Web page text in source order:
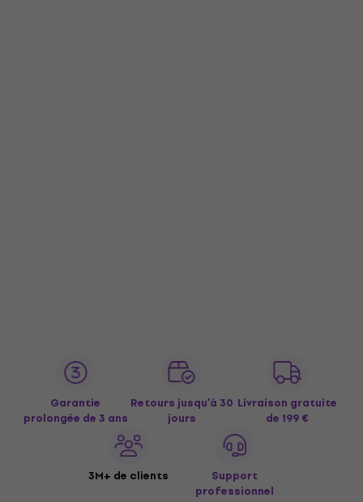
Garantie
prolongée de 3 ans
Retours jusqu’à 30
jours
Livraison gratuite
de 199 €
3M+ de clients
Support
professionnel